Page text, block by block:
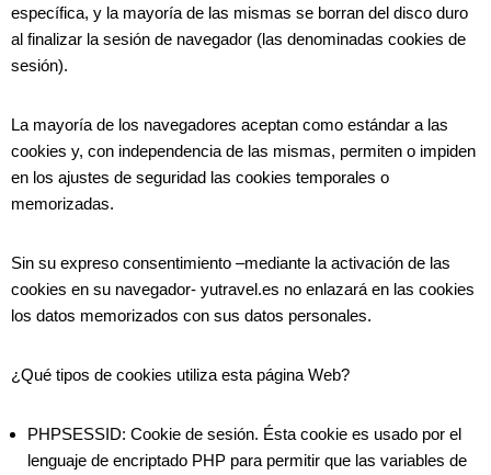
específica, y la mayoría de las mismas se borran del disco duro
al finalizar la sesión de navegador (las denominadas cookies de
sesión).
La mayoría de los navegadores aceptan como estándar a las
cookies y, con independencia de las mismas, permiten o impiden
en los ajustes de seguridad las cookies temporales o
memorizadas.
Sin su expreso consentimiento –mediante la activación de las
cookies en su navegador- yutravel.es no enlazará en las cookies
los datos memorizados con sus datos personales.
¿Qué tipos de cookies utiliza esta página Web?
PHPSESSID: Cookie de sesión. Ésta cookie es usado por el
lenguaje de encriptado PHP para permitir que las variables de